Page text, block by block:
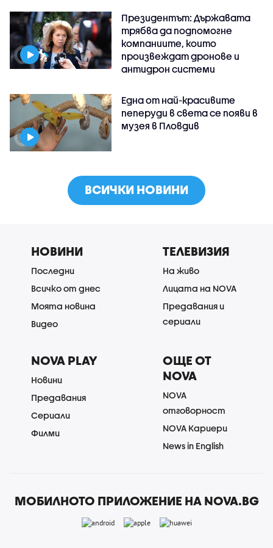
Президентът: Държавата
трябва да подпомогне
компаниите, които
произвеждат дронове и
антидрон системи
Една от най-красивите
пеперуди в света се появи в
музея в Пловдив
ВСИЧКИ НОВИНИ
НОВИНИ
Последни
Всичко от днес
Моята новина
Видео
ТЕЛЕВИЗИЯ
На живо
Лицата на NOVA
Предавания и
сериали
NOVA PLAY
Новини
Предавания
Сериали
Филми
ОЩЕ ОТ
NOVA
NOVA
отговорност
NOVA Кариери
News in English
МОБИЛНОТО ПРИЛОЖЕНИЕ НА NOVA.BG